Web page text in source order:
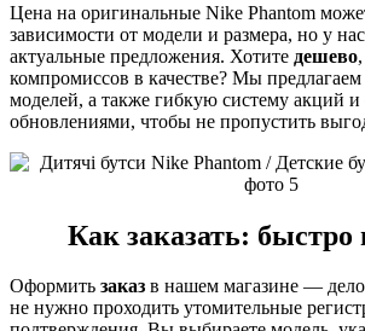
Цена на оригинальные Nike Phantom
зависимости от модели и размера, но у
актуальные предложения. Хотите дешево
компромиссов в качестве? Мы предлагаем
моделей, а также гибкую систему акций и
обновлениями, чтобы не пропустить
Как заказать: быстро
Оформить заказ в нашем магазине —
не нужно проходить утомительные